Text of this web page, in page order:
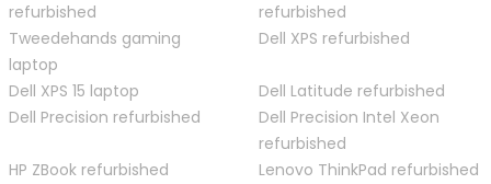
refurbished
refurbished
Tweedehands gaming
laptop
Dell XPS refurbished
Dell XPS 15 laptop
Dell Latitude refurbished
Dell Precision refurbished
Dell Precision Intel Xeon
refurbished
HP ZBook refurbished
Lenovo ThinkPad refurbished